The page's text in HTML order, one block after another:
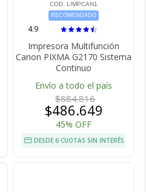
COD. LIMPCAN1
RECOMENDADO
4.9
Impresora Multifunción
Canon PIXMA G2170 Sistema
Continuo
Envío a todo el país
$884.816
$486.649
45% OFF
DESDE 6 CUOTAS SIN INTERÉS